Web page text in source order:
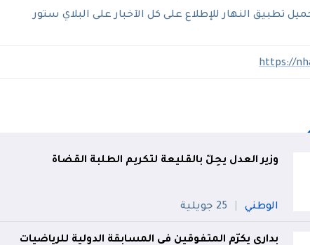
تطبيق النهار للإطلاع على كل الآخبار على البلاي ستور
https://
وزير العدل يحِلّ بالقليعة لتكريم الطلبة القضاة
الوطني 25 جويلية
بداري يكرّم المتفوقين في المسابقة الدولية للرياضيات